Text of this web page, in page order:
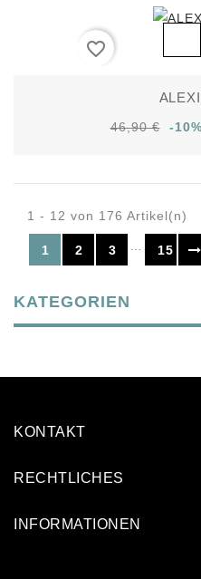
favorite_border
46,90 € -10%
1 - 12 von 176 Artikel(n)
1 2 3 15
KATEGORIEN
KONTAKT
RECHTLICHES
INFORMATIONEN